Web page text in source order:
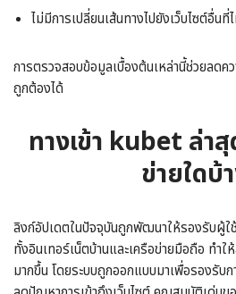
ไม่มีการเปลี่ยนเส้นทางไปยังเว็บไซต์อื่นที่
การตรวจสอบข้อมูลเบื้องต้นเหล่านี้ช่วยลดค
ถูกต้องได้
ทางเข้า kubet ล่า
ข่ายใดบ้
ลิงก์อัปเดตในปัจจุบันถูกพัฒนาให้รองรับผู้ใ
ทั้งอินเทอร์เน็ตบ้านและเครือข่ายมือถือ ทำใ
มากขึ้น โดยระบบถูกออกแบบมาเพื่อรองรับ